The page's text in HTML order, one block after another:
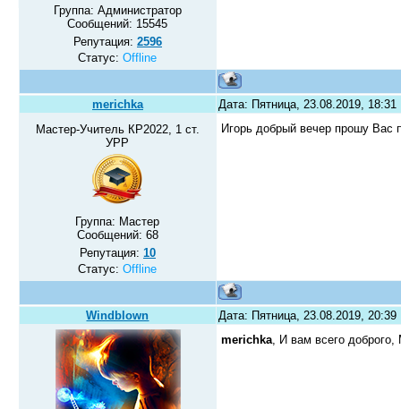
Группа: Администратор
Сообщений: 15545
Репутация: 2596
Статус:Offline
merichka
Дата: Пятница, 23.08.2019,
Мастер-Учитель КР2022, 1 ст.
УРР
Группа: Мастер
Сообщений: 68
Репутация: 10
Статус:Offline
Игорь добрый вечер прошу Вас
Windblown Дата: Пятница, 23.08.2019,
merichka , И вам всего